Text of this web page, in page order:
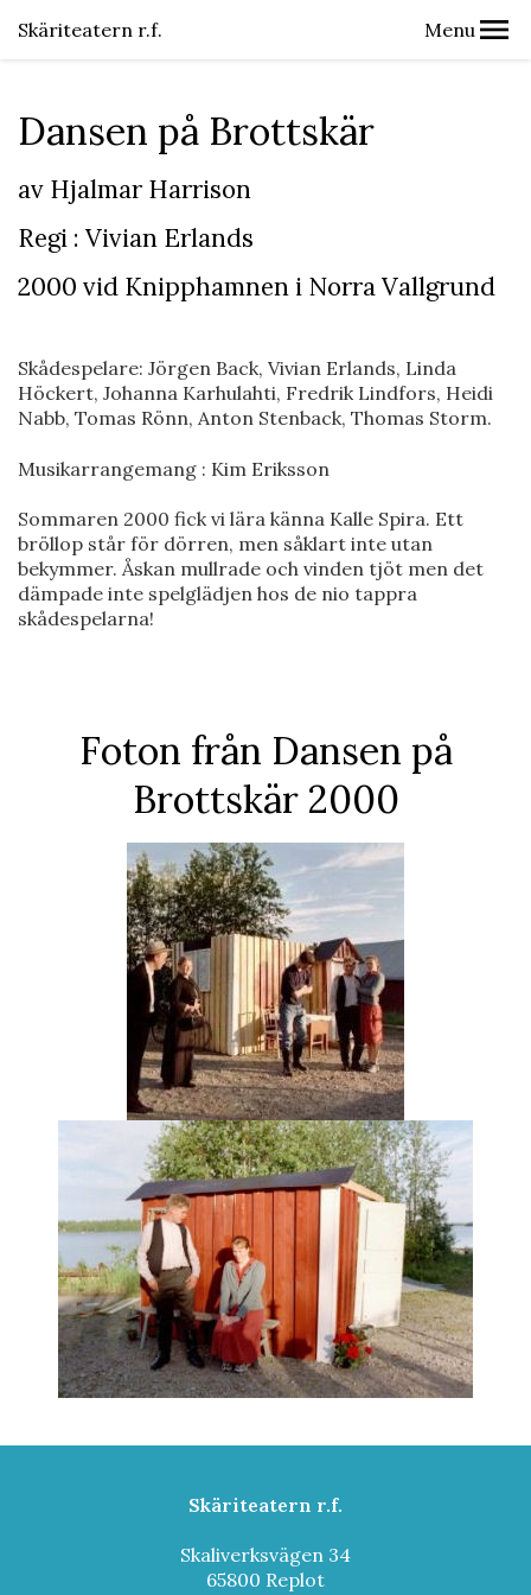
Skäriteatern r.f. Menu
Dansen på Brottskär
av Hjalmar Harrison
Regi : Vivian Erlands
2000 vid Knipphamnen i Norra Vallgrund
Skådespelare: Jörgen Back, Vivian Erlands, Linda
Höckert, Johanna Karhulahti, Fredrik Lindfors, Heidi
Nabb, Tomas Rönn, Anton Stenback, Thomas Storm.
Musikarrangemang : Kim Eriksson
Sommaren 2000 fick vi lära känna Kalle Spira. Ett
bröllop står för dörren, men såklart inte utan
bekymmer. Åskan mullrade och vinden tjöt men det
dämpade inte spelglädjen hos de nio tappra
skådespelarna!
Foton från Dansen på
Brottskär 2000
Skäriteatern r.f.
Skaliverksvägen 34
65800 Replot